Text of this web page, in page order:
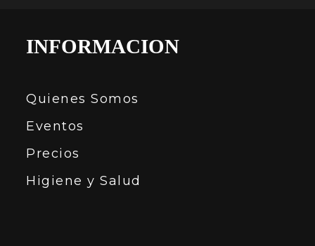
INFORMACION
Quienes Somos
Eventos
Precios
Higiene y Salud